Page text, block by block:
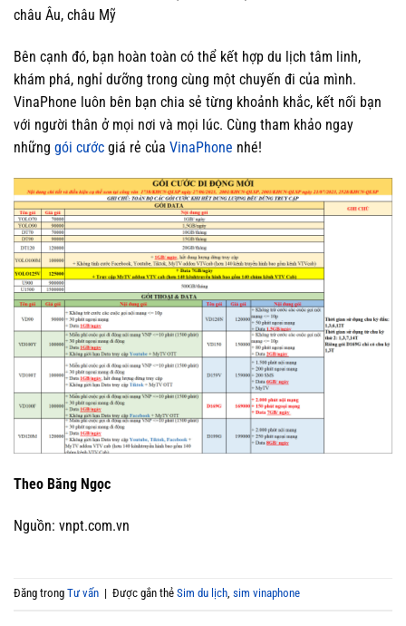
châu Âu, châu Mỹ
Bên cạnh đó, bạn hoàn toàn có thể kết hợp du lịch tâm linh,
khám phá, nghỉ dưỡng trong cùng một chuyến đi của mình.
VinaPhone luôn bên bạn chia sẻ từng khoảnh khắc, kết nối bạn
với người thân ở mọi nơi và mọi lúc. Cùng tham khảo ngay
những gói cước giá rẻ của VinaPhone nhé!
Theo Băng Ngọc
Nguồn: vnpt.com.vn
Đăng trong Tư vấn | Được gắn thẻ Sim du lịch, sim vinaphone